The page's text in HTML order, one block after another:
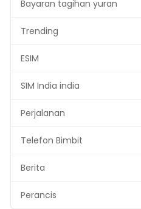
Bayaran tagihan yuran
Trending
ESIM
SIM India india
Perjalanan
Telefon Bimbit
Berita
Perancis